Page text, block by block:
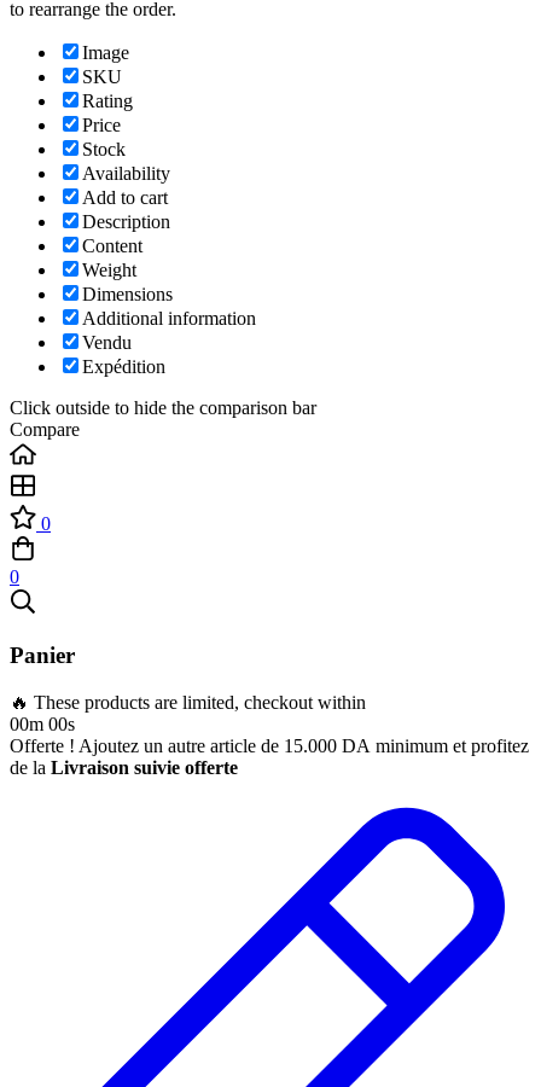
to rearrange the order.
Image
SKU
Rating
Price
Stock
Availability
Add to cart
Description
Content
Weight
Dimensions
Additional information
Vendu
Expédition
Click outside to hide the comparison bar
Compare
0
0
Panier
🔥 These products are limited, checkout within
00m 00s
Offerte ! Ajoutez un autre article de 15.000 DA minimum et profitez
de la Livraison suivie offerte